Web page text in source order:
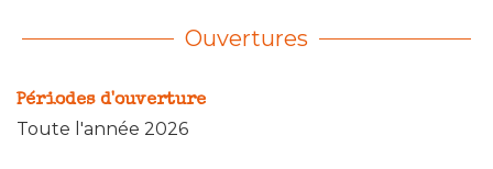
Ouvertures
Périodes d'ouverture
Toute l'année 2026